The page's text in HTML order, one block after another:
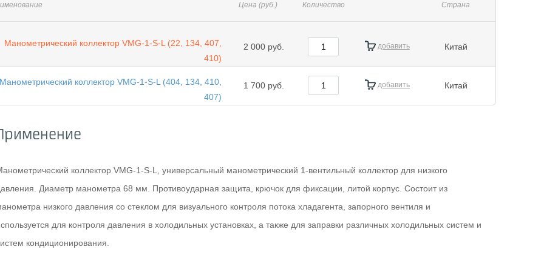
Цена (руб.) Количество Страна
Манометрический коллектор VMG-1-S-L (22, 134, 407,
410)
2 000 руб. добавить Китай
коллектор VMG-1-S-L (404, 134, 410,
407)
1 700 руб. добавить Китай
коллектор VMG-1-S-L, универсальный манометрический 1-вентильный коллектор для низкого
Диаметр манометра 68 мм. Противоударная защита, крючок для фиксации, литой корпус. Состоит из
низкого давления со стеклом для визуального контроля потока хладагента, запорного вентиля и
для контроля давления в холодильных установках, а также для заправки различных холодильных систем и
кондиционирования.